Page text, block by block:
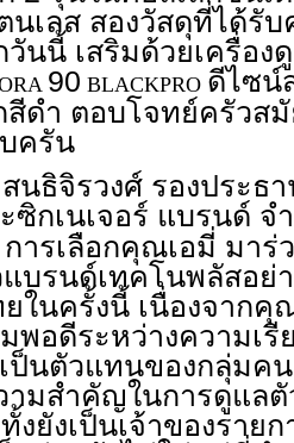
นเลส สองวัสดุที่ได้รั
วันนี้ เสริมด้วยเครื่อ
90 BLACKPRO ดีไซน์
สีดำ ตอบโจทย์ครัวส
ครัน
นธิจิรวงศ์ รองประธ
ซิกเนเจอร์ แบรนด์ จ
การเลือกคุณเอมี่ มา
บรนด์เทคโนพลัสอย่
ยในครั้งนี้ เนื่องจาก
พอดีระหว่างความเ
ป็นตัวแทนของกลุ่มค
ามสำคัญในการดูแลตั
ยังเป็นเจ้าของรายก